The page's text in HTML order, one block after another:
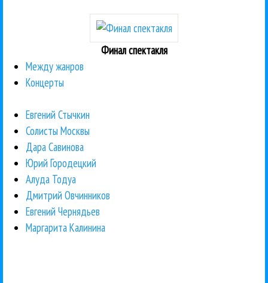
Финал спектакля
Между жанров
Концерты
Евгений Стычкин
Солисты Москвы
Дара Савинова
Юрий Городецкий
Алуда Тодуа
Дмитрий Овчинников
Евгений Чернядьев
Маргарита Калинина